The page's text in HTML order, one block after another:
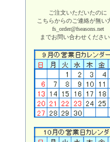
ご注文いただいたのに
こちらからのご連絡が無い
fs_order@fseasons.net
までお問い合わせください